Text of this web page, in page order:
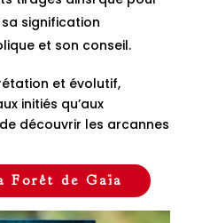
signification
et son conseil.
et évolutif,
initiés qu’aux
découvrir les arcannes
Forêt de Gaïa